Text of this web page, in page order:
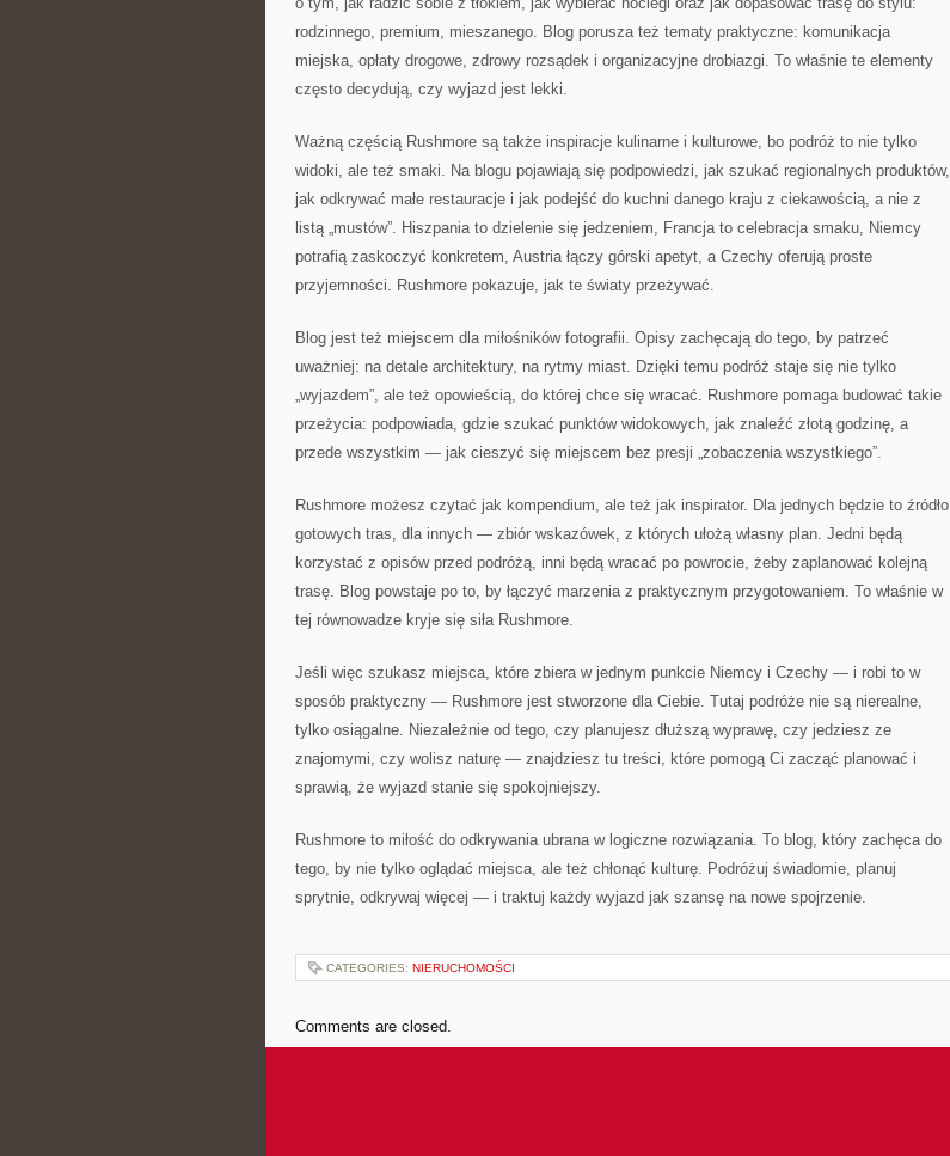
rodzinnego, premium, mieszanego. Blog porusza też tematy praktyczne: komunikacja
miejska, opłaty drogowe, zdrowy rozsądek i organizacyjne drobiazgi. To właśnie te elementy
często decydują, czy wyjazd jest lekki.
Ważną częścią Rushmore są także inspiracje kulinarne i kulturowe, bo podróż to nie tylko
widoki, ale też smaki. Na blogu pojawiają się podpowiedzi, jak szukać regionalnych produktów,
jak odkrywać małe restauracje i jak podejść do kuchni danego kraju z ciekawością, a nie z
listą „mustów”. Hiszpania to dzielenie się jedzeniem, Francja to celebracja smaku, Niemcy
potrafią zaskoczyć konkretem, Austria łączy górski apetyt, a Czechy oferują proste
przyjemności. Rushmore pokazuje, jak te światy przeżywać.
Blog jest też miejscem dla miłośników fotografii. Opisy zachęcają do tego, by patrzeć
uważniej: na detale architektury, na rytmy miast. Dzięki temu podróż staje się nie tylko
„wyjazdem”, ale też opowieścią, do której chce się wracać. Rushmore pomaga budować takie
przeżycia: podpowiada, gdzie szukać punktów widokowych, jak znaleźć złotą godzinę, a
przede wszystkim — jak cieszyć się miejscem bez presji „zobaczenia wszystkiego”.
Rushmore możesz czytać jak kompendium, ale też jak inspirator. Dla jednych będzie to źródło
gotowych tras, dla innych — zbiór wskazówek, z których ułożą własny plan. Jedni będą
korzystać z opisów przed podróżą, inni będą wracać po powrocie, żeby zaplanować kolejną
trasę. Blog powstaje po to, by łączyć marzenia z praktycznym przygotowaniem. To właśnie w
tej równowadze kryje się siła Rushmore.
Jeśli więc szukasz miejsca, które zbiera w jednym punkcie Niemcy i Czechy — i robi to w
sposób praktyczny — Rushmore jest stworzone dla Ciebie. Tutaj podróże nie są nierealne,
tylko osiągalne. Niezależnie od tego, czy planujesz dłuższą wyprawę, czy jedziesz ze
znajomymi, czy wolisz naturę — znajdziesz tu treści, które pomogą Ci zacząć planować i
sprawią, że wyjazd stanie się spokojniejszy.
Rushmore to miłość do odkrywania ubrana w logiczne rozwiązania. To blog, który zachęca do
tego, by nie tylko oglądać miejsca, ale też chłonąć kulturę. Podróżuj świadomie, planuj
sprytnie, odkrywaj więcej — i traktuj każdy wyjazd jak szansę na nowe spojrzenie.
CATEGORIES: NIERUCHOMOŚCI
Comments are closed.